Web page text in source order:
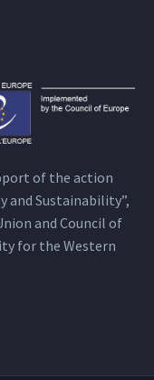
of the action
Sustainability”,
and Council of
for the Western